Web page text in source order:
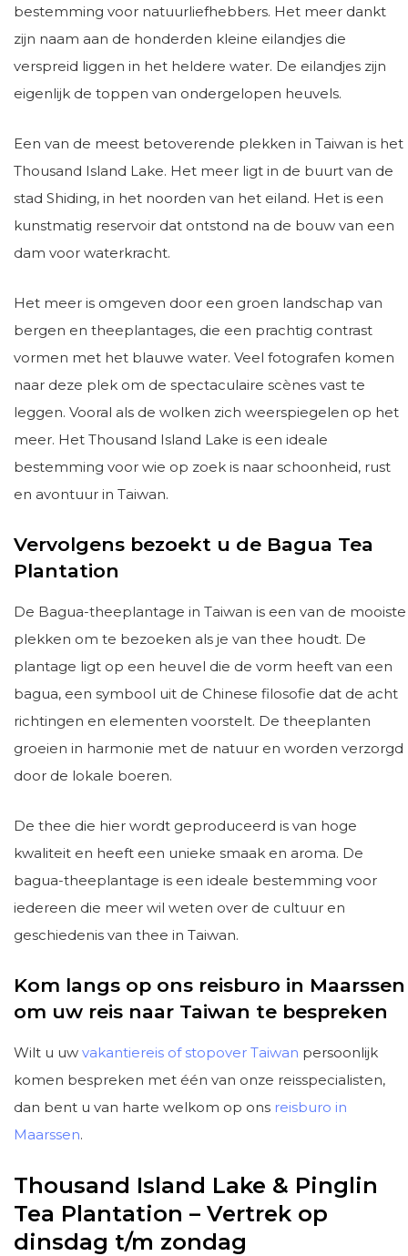
bestemming voor natuurliefhebbers. Het meer dankt
zijn naam aan de honderden kleine eilandjes die
verspreid liggen in het heldere water. De eilandjes zijn
eigenlijk de toppen van ondergelopen heuvels.
Een van de meest betoverende plekken in Taiwan is het
Thousand Island Lake. Het meer ligt in de buurt van de
stad Shiding, in het noorden van het eiland. Het is een
kunstmatig reservoir dat ontstond na de bouw van een
dam voor waterkracht.
Het meer is omgeven door een groen landschap van
bergen en theeplantages, die een prachtig contrast
vormen met het blauwe water. Veel fotografen komen
naar deze plek om de spectaculaire scènes vast te
leggen. Vooral als de wolken zich weerspiegelen op het
meer. Het Thousand Island Lake is een ideale
bestemming voor wie op zoek is naar schoonheid, rust
en avontuur in Taiwan.
Vervolgens bezoekt u de Bagua Tea
Plantation
De Bagua-theeplantage in Taiwan is een van de mooiste
plekken om te bezoeken als je van thee houdt. De
plantage ligt op een heuvel die de vorm heeft van een
bagua, een symbool uit de Chinese filosofie dat de acht
richtingen en elementen voorstelt. De theeplanten
groeien in harmonie met de natuur en worden verzorgd
door de lokale boeren.
De thee die hier wordt geproduceerd is van hoge
kwaliteit en heeft een unieke smaak en aroma. De
bagua-theeplantage is een ideale bestemming voor
iedereen die meer wil weten over de cultuur en
geschiedenis van thee in Taiwan.
Kom langs op ons reisburo in Maarssen
om uw reis naar Taiwan te bespreken
Wilt u uw vakantiereis of stopover Taiwan persoonlijk
komen bespreken met één van onze reisspecialisten,
dan bent u van harte welkom op ons reisburo in
Maarssen.
Thousand Island Lake & Pinglin
Tea Plantation – Vertrek op
dinsdag t/m zondag